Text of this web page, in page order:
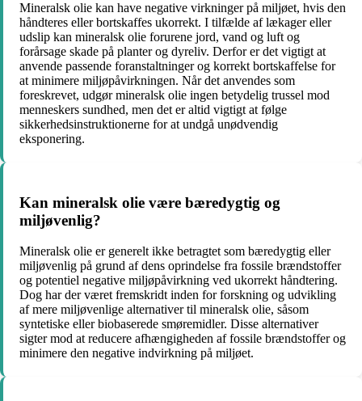
Mineralsk olie kan have negative virkninger på miljøet, hvis den
håndteres eller bortskaffes ukorrekt. I tilfælde af lækager eller
udslip kan mineralsk olie forurene jord, vand og luft og
forårsage skade på planter og dyreliv. Derfor er det vigtigt at
anvende passende foranstaltninger og korrekt bortskaffelse for
at minimere miljøpåvirkningen. Når det anvendes som
foreskrevet, udgør mineralsk olie ingen betydelig trussel mod
menneskers sundhed, men det er altid vigtigt at følge
sikkerhedsinstruktionerne for at undgå unødvendig
eksponering.
Kan mineralsk olie være bæredygtig og
miljøvenlig?
Mineralsk olie er generelt ikke betragtet som bæredygtig eller
miljøvenlig på grund af dens oprindelse fra fossile brændstoffer
og potentiel negative miljøpåvirkning ved ukorrekt håndtering.
Dog har der været fremskridt inden for forskning og udvikling
af mere miljøvenlige alternativer til mineralsk olie, såsom
syntetiske eller biobaserede smøremidler. Disse alternativer
sigter mod at reducere afhængigheden af fossile brændstoffer og
minimere den negative indvirkning på miljøet.